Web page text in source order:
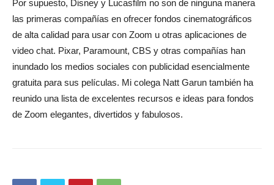
Por supuesto, Disney y Lucasfilm no son de ninguna manera
las primeras compañías en ofrecer fondos cinematográficos
de alta calidad para usar con Zoom u otras aplicaciones de
video chat. Pixar, Paramount, CBS y otras compañías han
inundado los medios sociales con publicidad esencialmente
gratuita para sus películas. Mi colega Natt Garun también ha
reunido una lista de excelentes recursos e ideas para fondos
de Zoom elegantes, divertidos y fabulosos.